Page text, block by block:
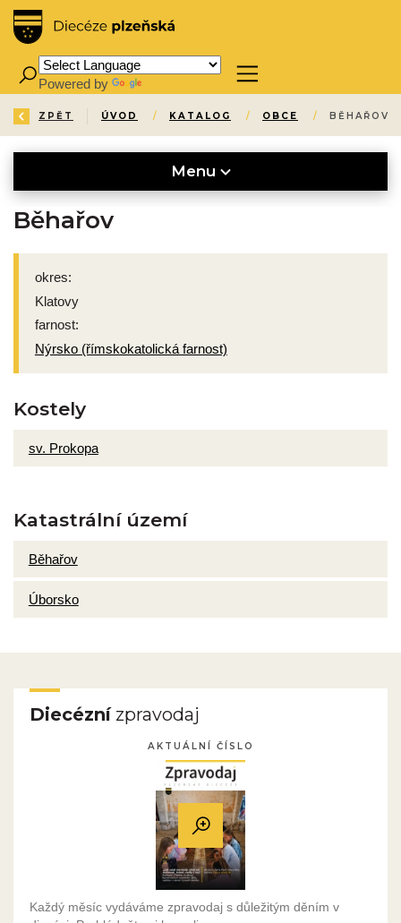
Powered by
ZPĚT ÚVOD / KATALOG / OBCE / BĚHAŘOV
Menu
Běhařov
okres:
Klatovy
farnost:
Nýrsko (římskokatolická farnost)
Kostely
sv. Prokopa
Katastrální území
Běhařov
Úborsko
Diecéznízpravodaj
AKTUÁLNÍ ČÍSLO
Každý měsíc vydáváme zpravodaj s důležitým děním v